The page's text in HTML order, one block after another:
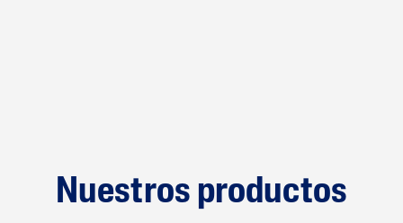
Nuestros productos